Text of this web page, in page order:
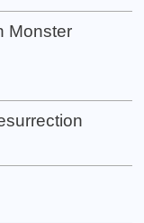
Monster